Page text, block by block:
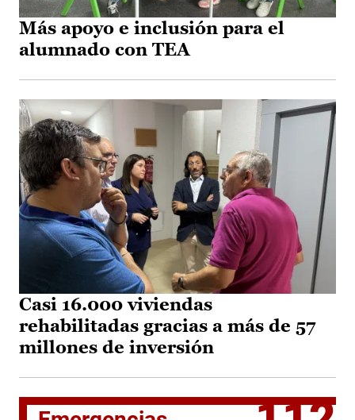
Más apoyo e inclusión para el
alumnado con TEA
Casi 16.000 viviendas
rehabilitadas gracias a más de 57
millones de inversión